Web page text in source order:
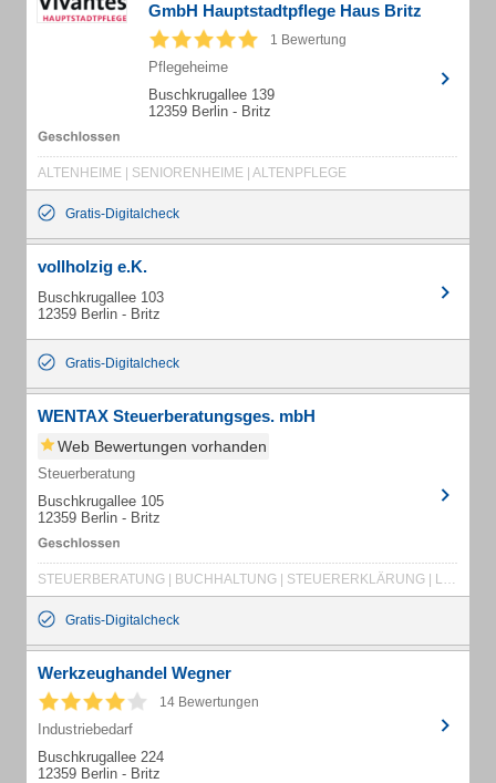
GmbH Hauptstadtpflege Haus Britz
1 Bewertung
Pflegeheime
Buschkrugallee 139
12359 Berlin - Britz
ALTENHEIME | SENIORENHEIME | ALTENPFLEGE
Gratis-Digitalcheck
vollholzig e.K.
Buschkrugallee 103
12359 Berlin - Britz
Gratis-Digitalcheck
WENTAX Steuerberatungsges. mbH
Web Bewertungen vorhanden
Steuerberatung
Buschkrugallee 105
12359 Berlin - Britz
STEUERBERATUNG | BUCHHALTUNG | STEUERERKLÄRUNG | LOHNABRECHNUNGEN | BILANZEN | STEUERBERATER
Gratis-Digitalcheck
Werkzeughandel Wegner
14 Bewertungen
Industriebedarf
Buschkrugallee 224
12359 Berlin - Britz